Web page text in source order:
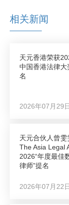
相关新闻
天元香港荣获
中国香港法律大
名
2026年07月29日
天元合伙人曾雯
The Asia Legal
2026“年度最佳
律师”提名
2026年07月22日